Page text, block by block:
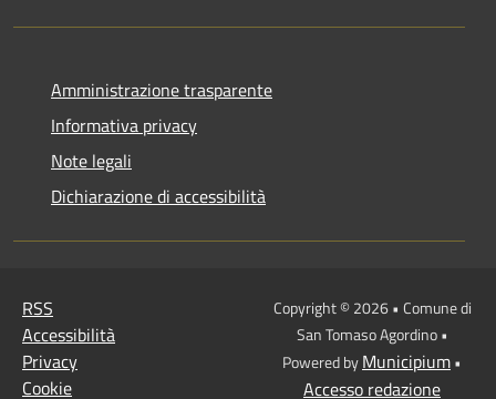
Amministrazione trasparente
Informativa privacy
Note legali
Dichiarazione di accessibilità
RSS
Accessibilità
Privacy
Cookie
Copyright © 2026 • Comune di
San Tomaso Agordino •
Powered byMunicipium•
Accesso redazione